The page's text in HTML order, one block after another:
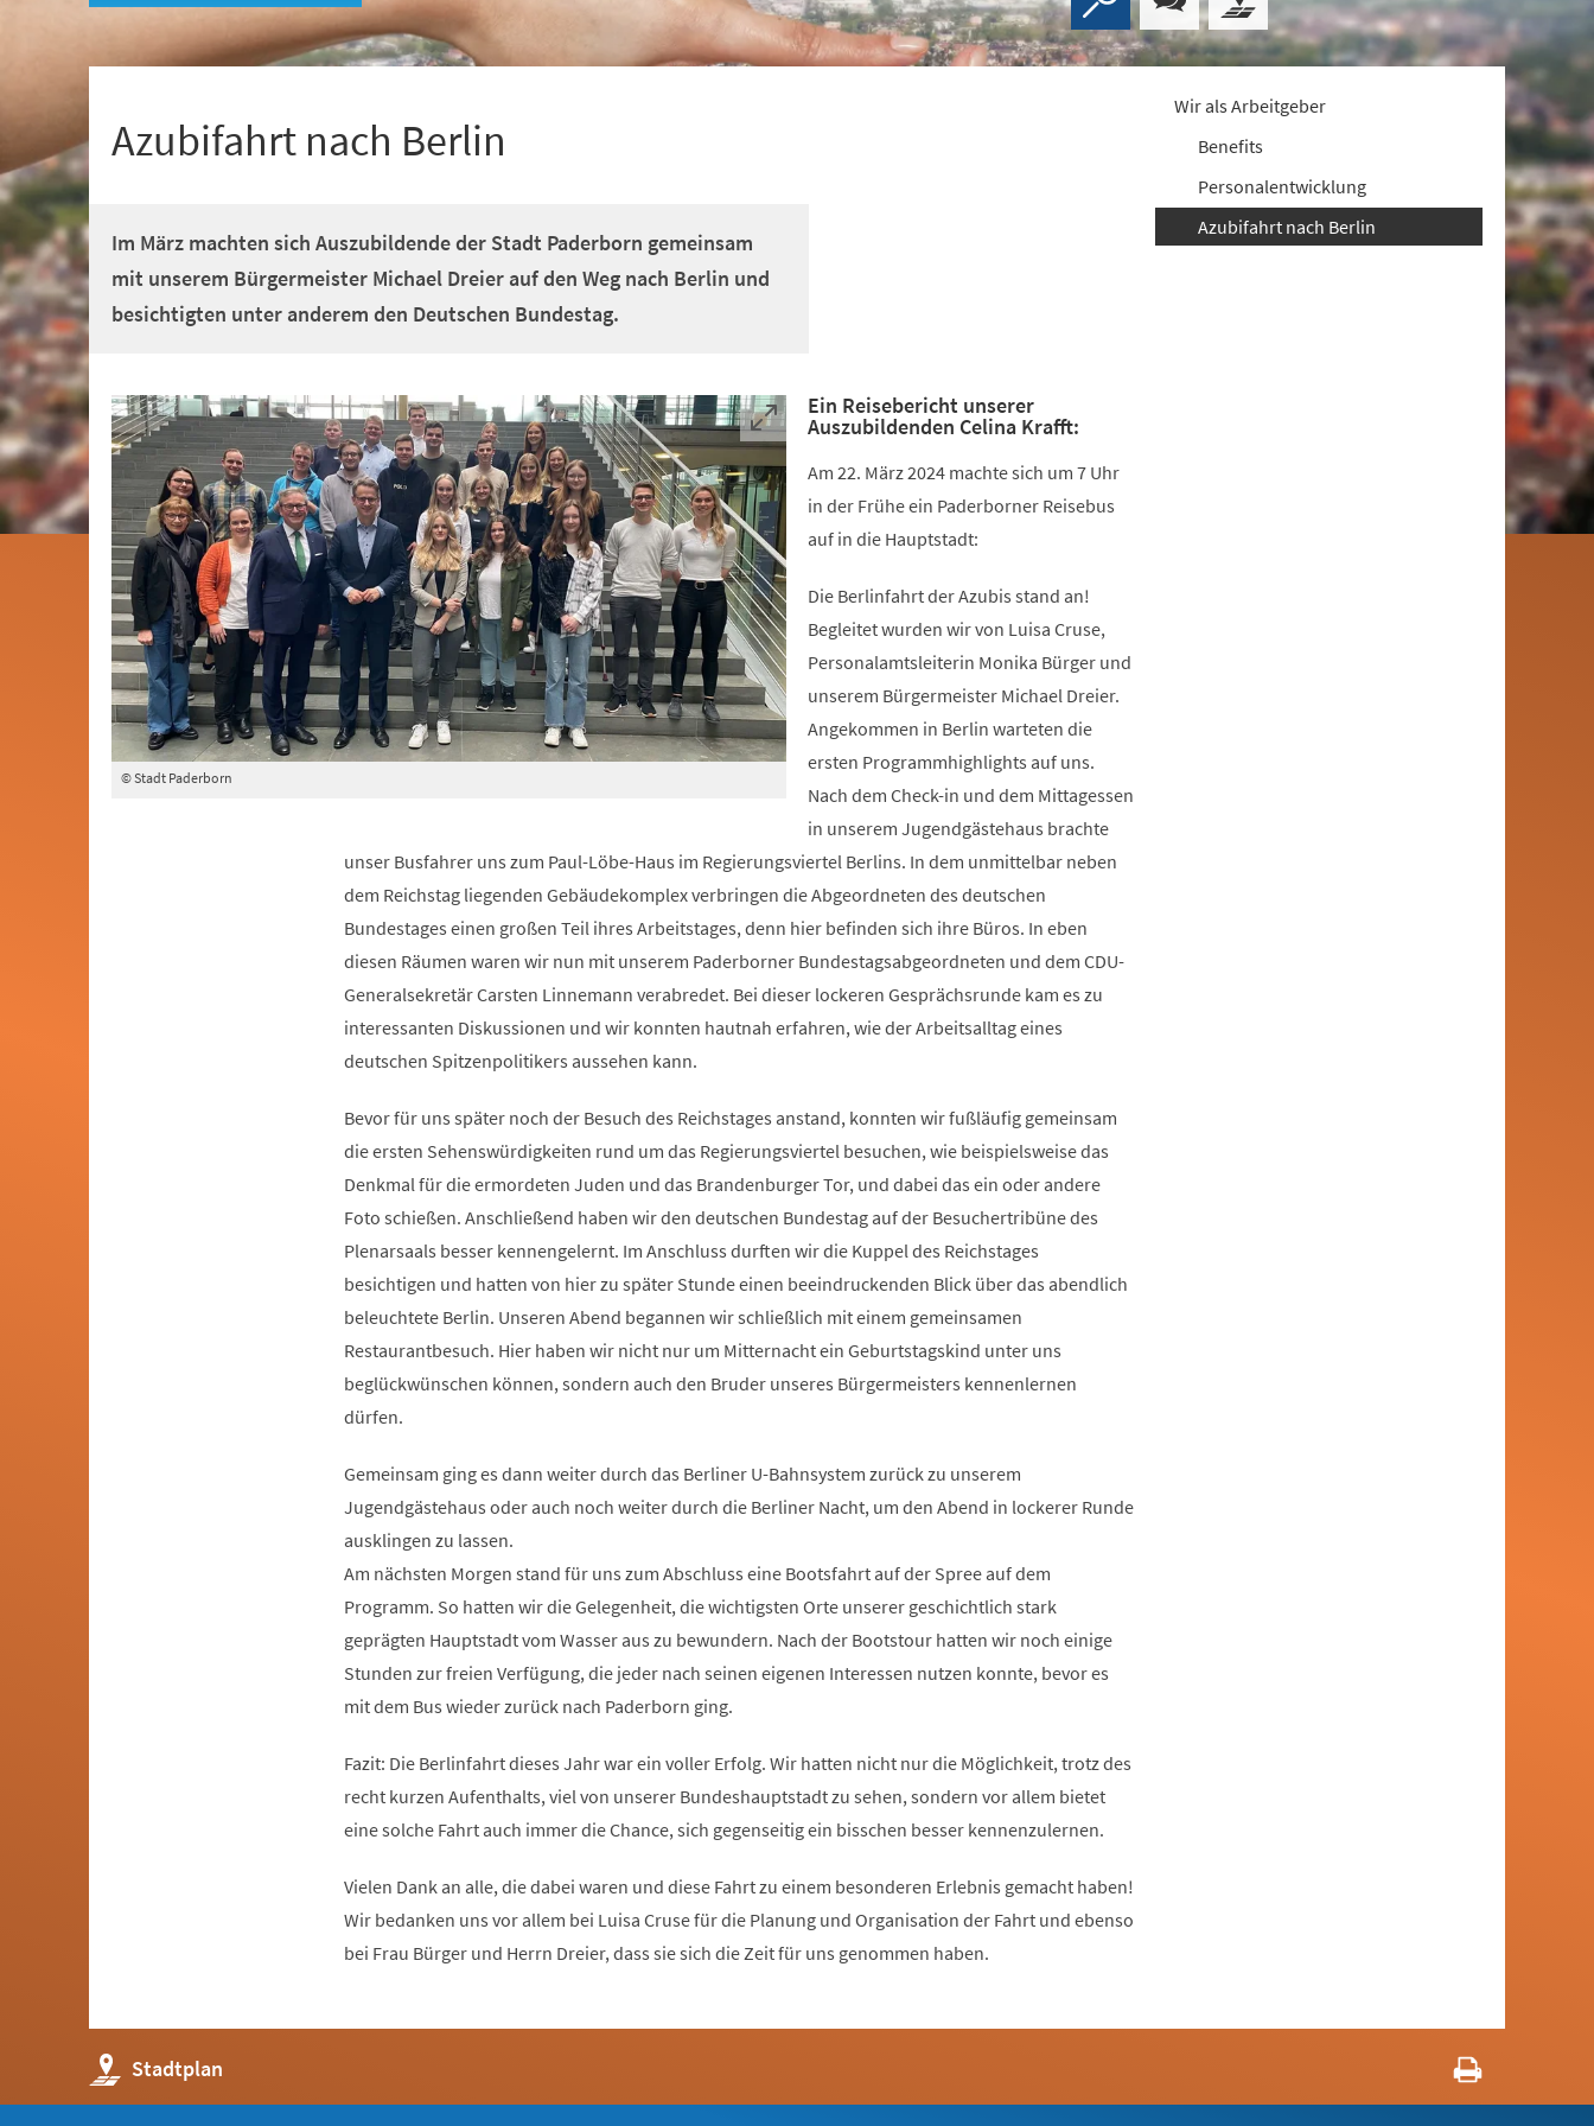
Azubifahrt nach Berlin
Im März machten sich Auszubildende der Stadt Paderborn gemeinsam
mit unserem Bürgermeister Michael Dreier auf den Weg nach Berlin und
besichtigten unter anderem den Deutschen Bundestag.
© Stadt Paderborn
Ein Reisebericht unserer
Auszubildenden Celina Krafft:
Am 22. März 2024 machte sich um 7 Uhr
in der Frühe ein Paderborner Reisebus
auf in die Hauptstadt:
Die Berlinfahrt der Azubis stand an!
Begleitet wurden wir von Luisa Cruse,
Personalamtsleiterin Monika Bürger und
unserem Bürgermeister Michael Dreier.
Angekommen in Berlin warteten die
ersten Programmhighlights auf uns.
Nach dem Check-in und dem Mittagessen
in unserem Jugendgästehaus brachte
unser Busfahrer uns zum Paul-Löbe-Haus im Regierungsviertel Berlins. In dem unmittelbar neben
dem Reichstag liegenden Gebäudekomplex verbringen die Abgeordneten des deutschen
Bundestages einen großen Teil ihres Arbeitstages, denn hier befinden sich ihre Büros. In eben
diesen Räumen waren wir nun mit unserem Paderborner Bundestagsabgeordneten und dem CDU-
Generalsekretär Carsten Linnemann verabredet. Bei dieser lockeren Gesprächsrunde kam es zu
interessanten Diskussionen und wir konnten hautnah erfahren, wie der Arbeitsalltag eines
deutschen Spitzenpolitikers aussehen kann.
Bevor für uns später noch der Besuch des Reichstages anstand, konnten wir fußläufig gemeinsam
die ersten Sehenswürdigkeiten rund um das Regierungsviertel besuchen, wie beispielsweise das
Denkmal für die ermordeten Juden und das Brandenburger Tor, und dabei das ein oder andere
Foto schießen. Anschließend haben wir den deutschen Bundestag auf der Besuchertribüne des
Plenarsaals besser kennengelernt. Im Anschluss durften wir die Kuppel des Reichstages
besichtigen und hatten von hier zu später Stunde einen beeindruckenden Blick über das abendlich
beleuchtete Berlin. Unseren Abend begannen wir schließlich mit einem gemeinsamen
Restaurantbesuch. Hier haben wir nicht nur um Mitternacht ein Geburtstagskind unter uns
beglückwünschen können, sondern auch den Bruder unseres Bürgermeisters kennenlernen
dürfen.
Gemeinsam ging es dann weiter durch das Berliner U-Bahnsystem zurück zu unserem
Jugendgästehaus oder auch noch weiter durch die Berliner Nacht, um den Abend in lockerer Runde
ausklingen zu lassen.
Am nächsten Morgen stand für uns zum Abschluss eine Bootsfahrt auf der Spree auf dem
Programm. So hatten wir die Gelegenheit, die wichtigsten Orte unserer geschichtlich stark
geprägten Hauptstadt vom Wasser aus zu bewundern. Nach der Bootstour hatten wir noch einige
Stunden zur freien Verfügung, die jeder nach seinen eigenen Interessen nutzen konnte, bevor es
mit dem Bus wieder zurück nach Paderborn ging.
Fazit: Die Berlinfahrt dieses Jahr war ein voller Erfolg. Wir hatten nicht nur die Möglichkeit, trotz des
recht kurzen Aufenthalts, viel von unserer Bundeshauptstadt zu sehen, sondern vor allem bietet
eine solche Fahrt auch immer die Chance, sich gegenseitig ein bisschen besser kennenzulernen.
Vielen Dank an alle, die dabei waren und diese Fahrt zu einem besonderen Erlebnis gemacht haben!
Wir bedanken uns vor allem bei Luisa Cruse für die Planung und Organisation der Fahrt und ebenso
bei Frau Bürger und Herrn Dreier, dass sie sich die Zeit für uns genommen haben.
Wir als Arbeitgeber
Benefits
Personalentwicklung
Azubifahrt nach Berlin
Stadtplan
(Öffnet
in
einem